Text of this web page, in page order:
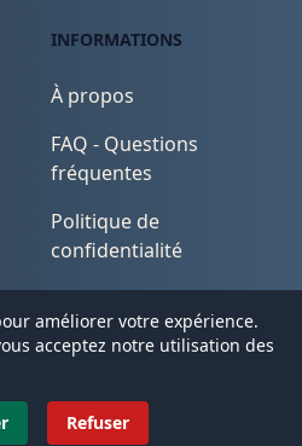
INFORMATIONS
À propos
FAQ - Questions
fréquentes
Politique de
confidentialité
Conditions d'utilisation
améliorer votre expérience.
acceptez notre utilisation des
Refuser